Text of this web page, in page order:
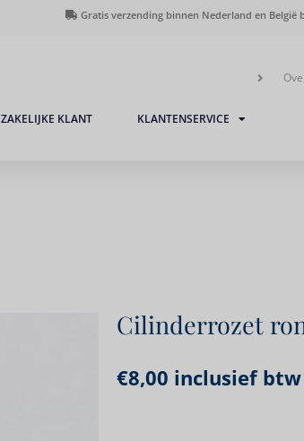
Gratis verzending binnen Nederland en België
ZAKELIJKE KLANT KLANTENSERVICE
Cilinderrozet
€8,00 inclusief btw